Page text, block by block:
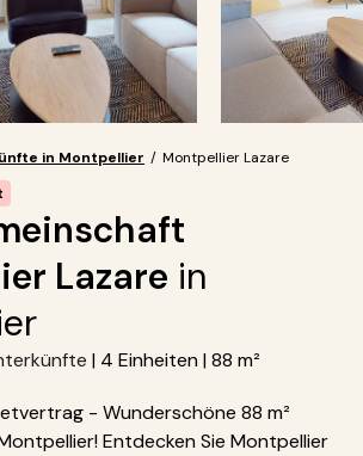
in Montpellier / Montpellier Lazare
Lazare in
| 4 Einheiten | 88 m²
- Wunderschöne 88 m²
Entdecken Sie Montpellier